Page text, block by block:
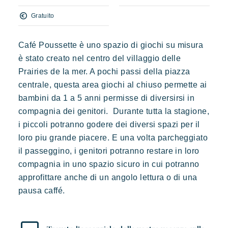
Lodge di ispirazione polinesiana, una vista incredibile su Saint
Kon Tiki
Festoso Paradiso tropicale Evasione
Le famose Tiki Huttes, un ambiente idilliaco e un servizio
eccezionale ai piedi della famosa spiaggia di Pampelonne.
Elegante
Vacanze in movimento
L'applicazione Riviera Villages
Le nostre offerte
Contattarci
Prenotare
Gratuito
Café Poussette è uno spazio di giochi su misura
è stato creato nel centro del villaggio delle
Prairies de la mer. A pochi passi della piazza
centrale, questa area giochi al chiuso permette ai
bambini da 1 a 5 anni permisse di diversirsi in
compagnia dei genitori. Durante tutta la stagione,
i piccoli potranno godere dei diversi spazi per il
loro piu grande piacere. E una volta parcheggiato
il passeggino, i genitori potranno restare in loro
compagnia in uno spazio sicuro in cui potranno
approfittare anche di un angolo lettura o di una
pausa caffé.